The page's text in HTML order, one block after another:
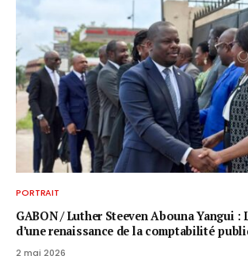
PORTRAIT
GABON / ​Luther Steeven Abouna Yangui :
d’une renaissance de la comptabilité
2 mai 2026